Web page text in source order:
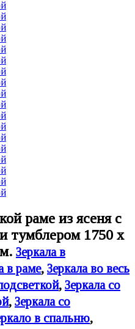
раме из ясеня с
тумблером 1750 х
Зеркала в
в раме, Зеркала во весь
, Зеркала со
, Зеркала со
в спальню,